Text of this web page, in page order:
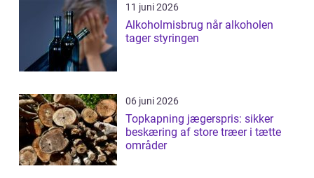
11 juni 2026
Alkoholmisbrug når alkoholen
tager styringen
06 juni 2026
Topkapning jægerspris: sikker
beskæring af store træer i tætte
områder